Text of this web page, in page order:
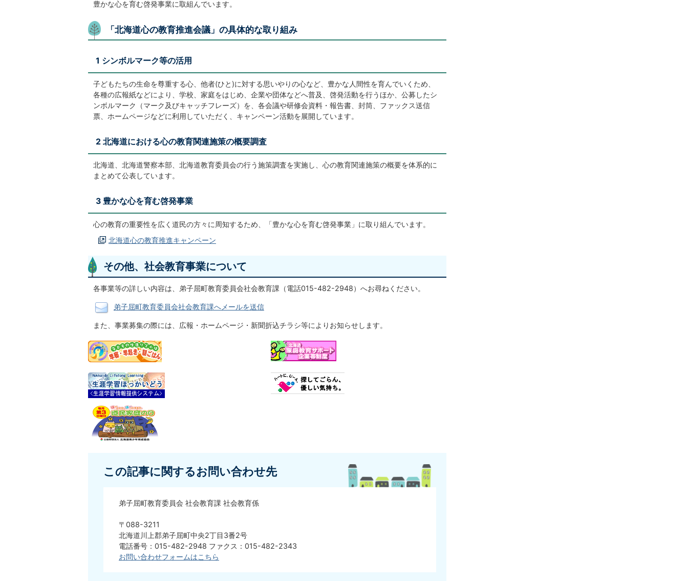
豊かな心を育む啓発事業に取組んでいます。
「北海道心の教育推進会議」の具体的な取り組み
1 シンボルマーク等の活用
子どもたちの生命を尊重する心、他者(ひと)に対する思いやりの心など、豊かな人間性を育んでいくため、
各種の広報紙などにより、学校、家庭をはじめ、企業や団体などへ普及、啓発活動を行うほか、公募したシ
ンボルマーク（マーク及びキャッチフレーズ）を、各会議や研修会資料・報告書、封筒、ファックス送信
票、ホームページなどに利用していただく、キャンペーン活動を展開しています。
2 北海道における心の教育関連施策の概要調査
北海道、北海道警察本部、北海道教育委員会の行う施策調査を実施し、心の教育関連施策の概要を体系的に
まとめて公表しています。
3 豊かな心を育む啓発事業
心の教育の重要性を広く道民の方々に周知するため、「豊かな心を育む啓発事業」に取り組んでいます。
北海道心の教育推進キャンペーン
その他、社会教育事業について
各事業等の詳しい内容は、弟子屈町教育委員会社会教育課（電話015-482-2948）へお尋ねください。
弟子屈町教育委員会社会教育課へメールを送信
また、事業募集の際には、広報・ホームページ・新聞折込チラシ等によりお知らせします。
この記事に関するお問い合わせ先
弟子屈町教育委員会 社会教育課 社会教育係
〒088-3211
北海道川上郡弟子屈町中央2丁目3番2号
電話番号：015-482-2948 ファクス：015-482-2343
お問い合わせフォームはこちら